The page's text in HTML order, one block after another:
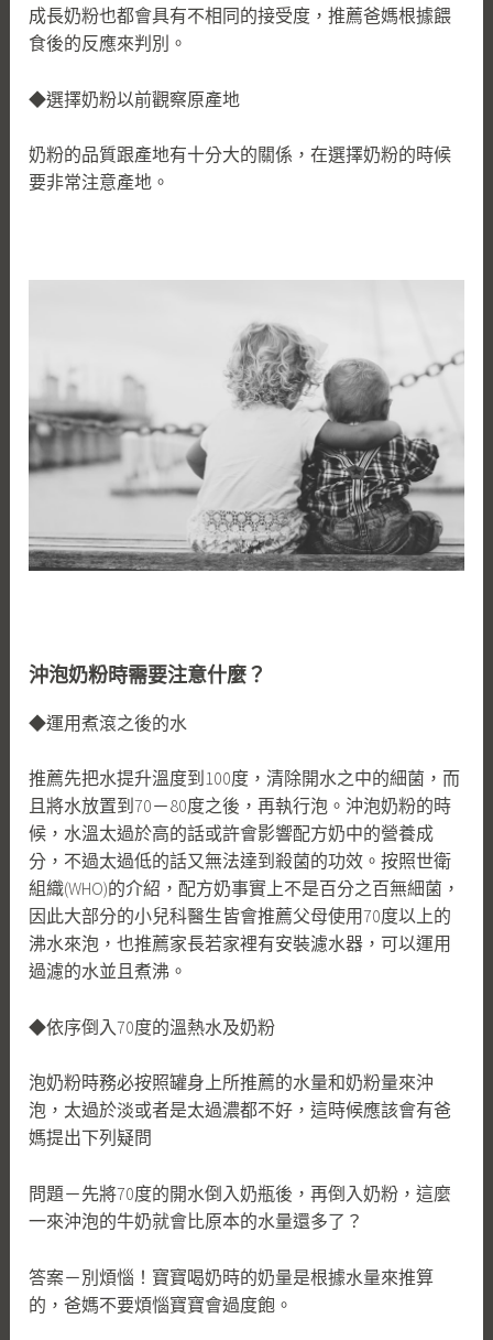
成長奶粉也都會具有不相同的接受度，推薦爸媽根據餵
食後的反應來判別。
◆選擇奶粉以前觀察原產地
奶粉的品質跟產地有十分大的關係，在選擇奶粉的時候
要非常注意產地。
沖泡奶粉時需要注意什麼？
◆運用煮滾之後的水
推薦先把水提升溫度到100度，清除開水之中的細菌，而
且將水放置到70－80度之後，再執行泡。沖泡奶粉的時
候，水溫太過於高的話或許會影響配方奶中的營養成
分，不過太過低的話又無法達到殺菌的功效。按照世衛
組織(WHO)的介紹，配方奶事實上不是百分之百無細菌，
因此大部分的小兒科醫生皆會推薦父母使用70度以上的
沸水來泡，也推薦家長若家裡有安裝濾水器，可以運用
過濾的水並且煮沸。
◆依序倒入70度的溫熱水及奶粉
泡奶粉時務必按照罐身上所推薦的水量和奶粉量來沖
泡，太過於淡或者是太過濃都不好，這時候應該會有爸
媽提出下列疑問
問題－先將70度的開水倒入奶瓶後，再倒入奶粉，這麼
一來沖泡的牛奶就會比原本的水量還多了？
答案－別煩惱！寶寶喝奶時的奶量是根據水量來推算
的，爸媽不要煩惱寶寶會過度飽。